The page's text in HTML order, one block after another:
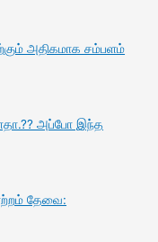
அதிகமாக சம்பளம்
அப்போ இந்த
தேவை: